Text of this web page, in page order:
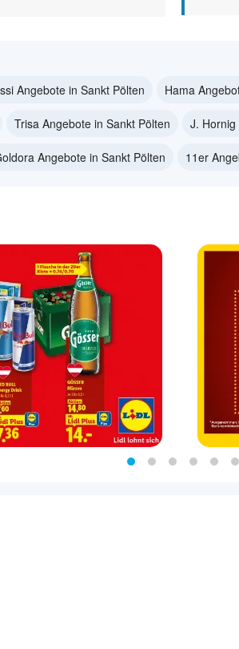
Angebote in Sankt Pölten Hama
Trisa Angebote in Sankt Pölten J. Hornig
Angebote in Sankt Pölten 11er